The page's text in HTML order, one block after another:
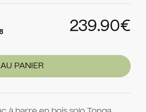
239.90€
PANIER